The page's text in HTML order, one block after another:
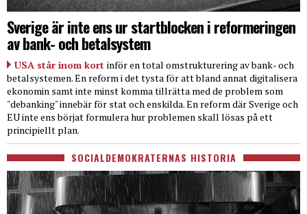
Sverige är inte ens ur startblocken i reformeringen
av bank- och betalsystem
USA står inom kort inför en total omstrukturering av bank- och
betalsystemen. En reform i det tysta för att bland annat digitalisera
ekonomin samt inte minst komma tillrätta med de problem som
"debanking" innebär för stat och enskilda. En reform där Sverige och
EU inte ens börjat formulera hur problemen skall lösas på ett
principiellt plan.
SOCIALDEMOKRATERNAS HISTORIA